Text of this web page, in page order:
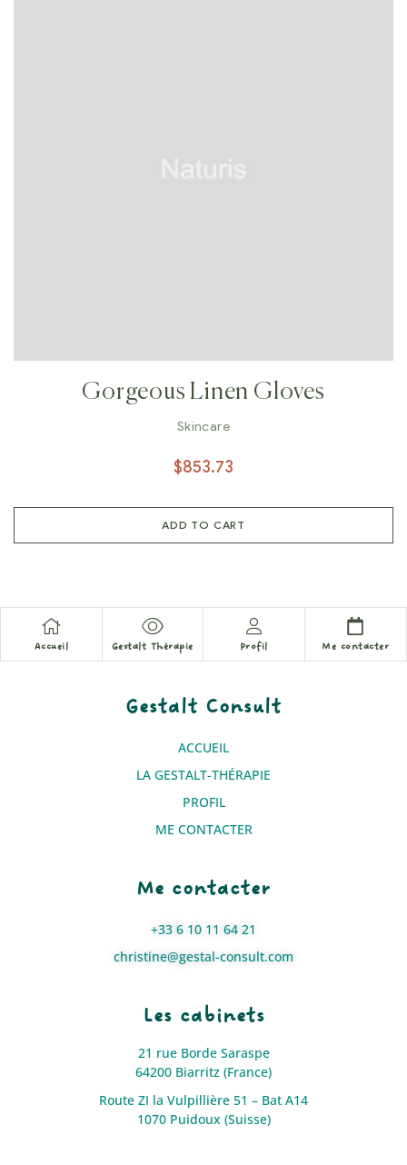
Gorgeous Linen Gloves
Skincare
$853.73
ADD TO CART
Accueil Gestalt Thérapie Profil Me contacter
Gestalt Consult
ACCUEIL
LA GESTALT-THÉRAPIE
PROFIL
ME CONTACTER
Me contacter
+33 6 10 11 64 21
christine@gestal-consult.com
Les cabinets
21 rue Borde Saraspe
64200 Biarritz (France)
Route ZI la Vulpillière 51 – Bat A14
1070 Puidoux (Suisse)